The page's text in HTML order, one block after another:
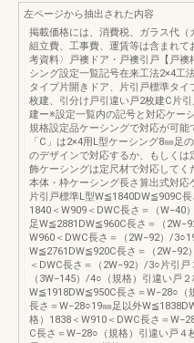
左ページから抽出された内容
掲載価格には、消費税、ガラス代（
組立費、工事費、運賃等は含まれて
考資料〉戸襖ドア・戸襖引戸【戸襖
シング設定一覧記号在来工法2×4工
タイプ片開きドア、片引戸標準タ
枚建、引分け戸引違い戸2枚建C片
建ー※設定一覧内の記号と対応ケー
規格設定品ケーシングで対応が可
「C」は2×4用L型ケーシング8㎜足
のデザインで対応するか、もしくは
飾ケーシングは定尺材で対応して
本体・枠ケーシング長さ算出式対応
片引戸標準L型W≦1840DW≦909C長
1840＜W909＜DWC長さ＝（W−40
足W≦2881DW≦960C長さ＝（
W960＜DWC長さ＝（2W−92）/
W≦2761DW≦920C長さ＝（2W−92
＜DWC長さ＝（2W−92）/3○片引
（3W−145）/4○（規格）引違い戸
W≦1918DW≦950C長さ＝W−28○（
長さ＝W−28○19㎜足以外
格）1838＜W910＜DWC長さ＝
C長さ＝W−28○（規格）引違い戸